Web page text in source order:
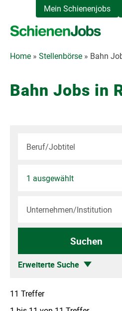
springen
Mein Schienenjobs
Home » Stellenbörse » Bahn
Bahn Jobs in